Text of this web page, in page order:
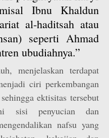
Ibnu Khaldun
al-haditsah atau
seperti Ahmad
ubudiahnya.”
menjelaskan terdapat
ciri perkembangan
ektisitas tersebut
sisi penyucian dan
nafsu yang